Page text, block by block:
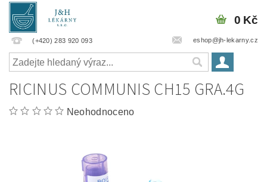
(+420) 283 920 093 eshop@jh-lekarny.cz
0 Kč
RICINUS COMMUNIS CH15 GRA.4G
Neohodnoceno